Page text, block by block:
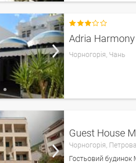

Adria
Чорногорія, Чань
Guest House
Чорногорія,
Гостьовий будинок